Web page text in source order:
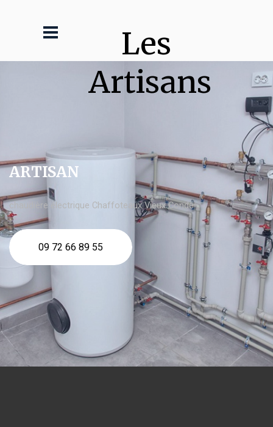
Les
Artisans
ARTISAN
chaudière électrique Chaffoteaux Vieux Condé
09 72 66 89 55